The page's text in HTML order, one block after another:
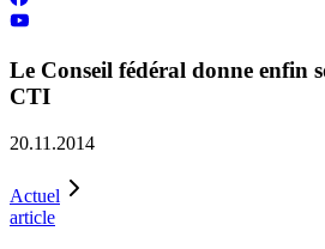
​Le Conseil fédéral donne enfin
CTI
20.11.2014
Actuel
article